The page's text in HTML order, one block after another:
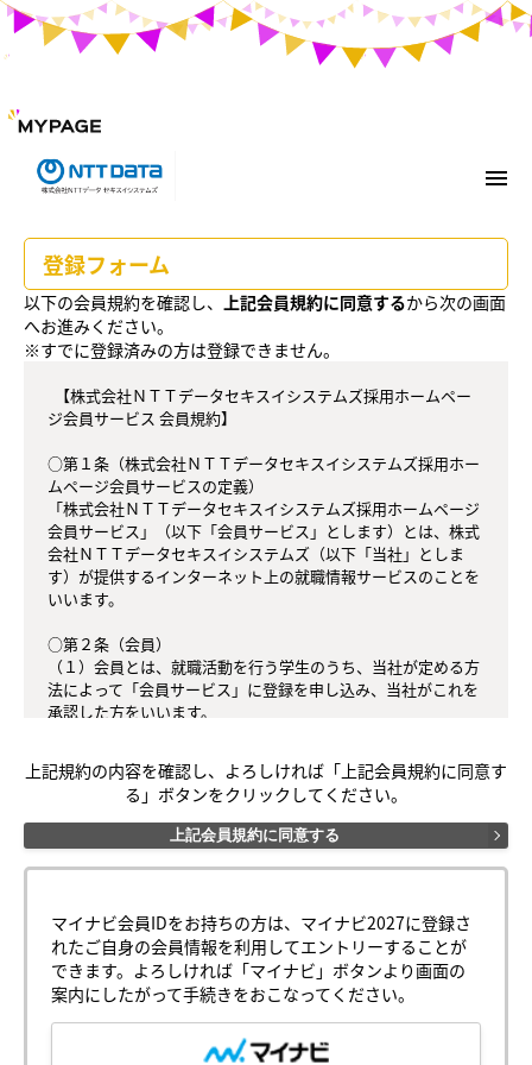
menu
登録フォーム
以下の会員規約を確認し、 上記会員規約に同意するから次の画面
へお進みください。
※すでに登録済みの方は登録できません。
ジ会員サービス 会員規約】
○第１条（株式会社ＮＴＴデータセキスイシステムズ採用ホー
ムページ会員サービスの定義）
「株式会社ＮＴＴデータセキスイシステムズ採用ホームページ
会員サービス」（以下「会員サービス」とします）とは、株式
会社ＮＴＴデータセキスイシステムズ（以下「当社」としま
す）が提供するインターネット上の就職情報サービスのことを
いいます。
○第２条（会員）
（１）会員とは、就職活動を行う学生のうち、当社が定める方
法によって「会員サービス」に登録を申し込み、当社がこれを
承認した方をいいます。
（３）会員は、入会の時点で本規約を承諾しなければなりませ
ん。会員が「会員サービス」を利用したときは、この会員規約
を承認したものとみなします。
○第３条（会員ＩＤ番号とパスワード）
るものとします。ただし、第５条に抵触すると当社が判断した
場合は、会員ＩＤ番号を付与されないことがあります。
（２）会員は、会員ＩＤ番号及びパスワードを第三者に譲渡も
しくは貸与してはなりません。
（３）会員の会員ＩＤ番号及びパスワードの管理および使用は
会員の責任とし、これらの使用上の過誤または第三者による不
正使用等については、当社は一切の責任を負わないものとしま
上記規約の内容を確認し、よろしければ「上記会員規約に同意す
る」ボタンをクリックしてください。
上記会員規約に同意する
マイナビ会員IDをお持ちの方は、マイナビ2027に登録さ
れたご自身の会員情報を利用してエントリーすることが
できます。よろしければ「マイナビ」ボタンより画面の
案内にしたがって手続きをおこなってください。